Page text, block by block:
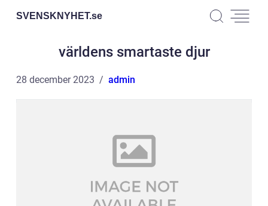
SVENSKNYHET.se
världens smartaste djur
28 december 2023 admin